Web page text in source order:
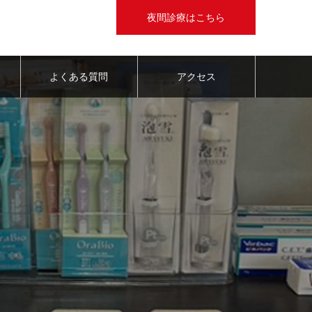
夜間診療はこちら
よくある質問 アクセス